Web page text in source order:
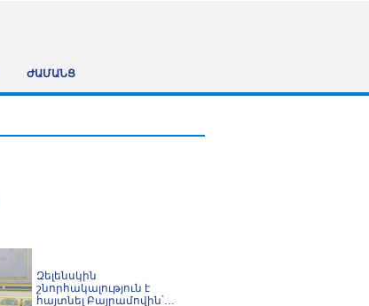
ԺԱՄԱՆՑ
Զելենսկին
շնորհակալություն է
հայտնել Բայրամովին՝